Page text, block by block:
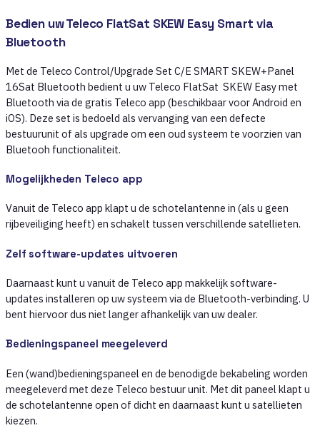
Bedien uw Teleco FlatSat SKEW Easy Smart via
Bluetooth
Met de Teleco Control/Upgrade Set C/E SMART SKEW+Panel
16Sat Bluetooth bedient u uw Teleco FlatSat SKEW Easy met
Bluetooth via de gratis Teleco app (beschikbaar voor Android en
iOS). Deze set is bedoeld als vervanging van een defecte
bestuurunit of als upgrade om een oud systeem te voorzien van
Bluetooh functionaliteit.
Mogelijkheden Teleco app
Vanuit de Teleco app klapt u de schotelantenne in (als u geen
rijbeveiliging heeft) en schakelt tussen verschillende satellieten.
Zelf software-updates uitvoeren
Daarnaast kunt u vanuit de Teleco app makkelijk software-
updates installeren op uw systeem via de Bluetooth-verbinding. U
bent hiervoor dus niet langer afhankelijk van uw dealer.
Bedieningspaneel meegeleverd
Een (wand)bedieningspaneel en de benodigde bekabeling worden
meegeleverd met deze Teleco bestuur unit. Met dit paneel klapt u
de schotelantenne open of dicht en daarnaast kunt u satellieten
kiezen.